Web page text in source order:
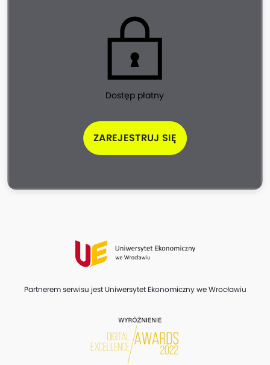
Dostęp płatny
ZAREJESTRUJ SIĘ
Partnerem serwisu jest Uniwersytet Ekonomiczny we Wrocławiu